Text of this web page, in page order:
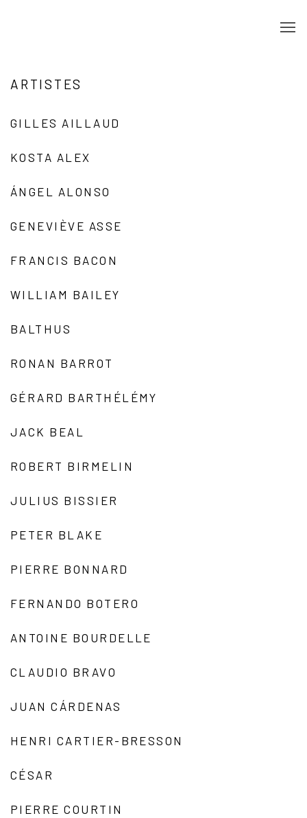
ARTISTES
GILLES AILLAUD
KOSTA ALEX
ÁNGEL ALONSO
GENEVIÈVE ASSE
FRANCIS BACON
WILLIAM BAILEY
BALTHUS
RONAN BARROT
GÉRARD BARTHÉLÉMY
JACK BEAL
ROBERT BIRMELIN
JULIUS BISSIER
PETER BLAKE
PIERRE BONNARD
FERNANDO BOTERO
ANTOINE BOURDELLE
CLAUDIO BRAVO
JUAN CÁRDENAS
HENRI CARTIER-BRESSON
CÉSAR
PIERRE COURTIN